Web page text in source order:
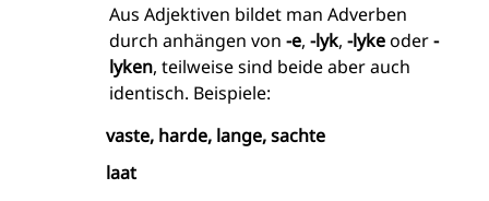
Aus Adjektiven bildet man Adverben
durch anhängen von -e, -lyk, -lykeoder-
lyken, teilweise sind beide aber auch
identisch. Beispiele:
vaste, harde, lange, sachte
laat